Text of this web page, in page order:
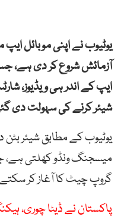
یوٹیوب نے اپنی موبائل
آزمائش شروع کر دی ہے،
ایپ کے اندر ہی ویڈیوز،
شیئر کرنے کی سہولت دی
یوٹیوب کے مطابق شیئر بٹن
میسجنگ ونڈو کھلتی ہے،
گروپ چیٹ کا آغاز کر
پاکستان نے ڈیٹا چوری،